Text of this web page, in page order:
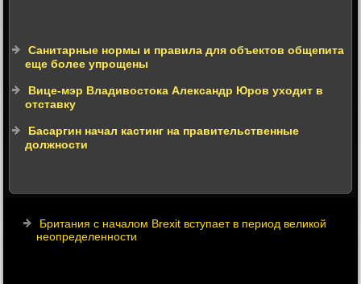
Санитарные нормы и правила для объектов общепита
еще более упрощены
Вице-мэр Владивостока Александр Юров уходит в
отставку
Басаргин начал кастинг на правительственные
должности
Британия с началом Brexit вступает в период великой
неопределенности